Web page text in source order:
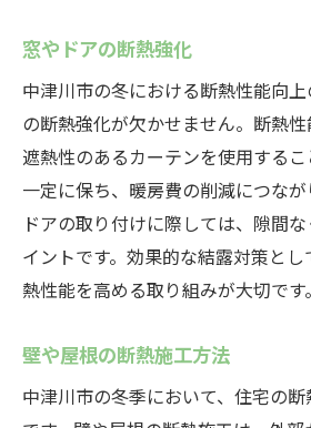
窓やドアの断熱強化
中津川市の冬における断熱性能向
の断熱強化が欠かせません。断熱
遮熱性のあるカーテンを使用する
一定に保ち、暖房費の削減につな
ドアの取り付けに際しては、隙間
イントです。効果的な結露対策と
熱性能を高める取り組みが大切です。
壁や屋根の断熱施工方法
中津川市の冬季において、住宅の